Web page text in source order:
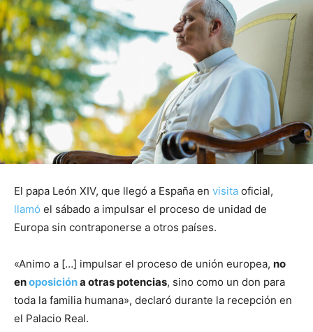
El papa León XIV, que llegó a España en visita oficial,
llamó el sábado a impulsar el proceso de unidad de
Europa sin contraponerse a otros países.
«Animo a […] impulsar el proceso de unión europea, no
enoposicióna otras potencias, sino como un don para
toda la familia humana», declaró durante la recepción en
el Palacio Real.